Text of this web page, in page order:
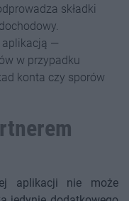
składki
aplikacją —
w przypadku
konta czy sporów
aplikacji nie może